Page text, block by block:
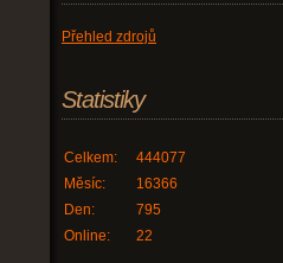
Přehled zdrojů
Statistiky
Online: 22
Celkem:
444077
Měsíc:
16366
Den:
795